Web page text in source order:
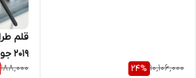
10,106,000
24%
2019 جول Jewel (دونه ای)
188,000